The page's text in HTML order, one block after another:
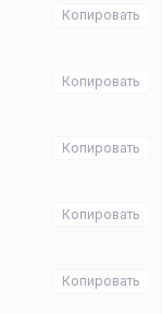
Копировать
Копировать
Копировать
Копировать
Копировать